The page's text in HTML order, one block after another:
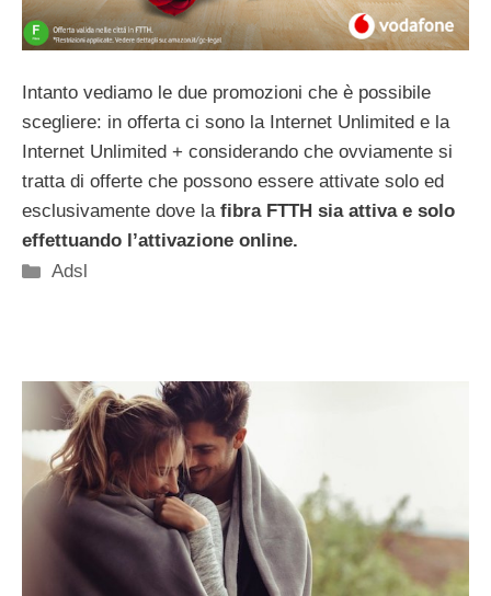
Intanto vediamo le due promozioni che è possibile
scegliere: in offerta ci sono la Internet Unlimited e la
Internet Unlimited + considerando che ovviamente si
tratta di offerte che possono essere attivate solo ed
esclusivamente dove la fibra FTTH sia attiva e solo
effettuando l’attivazione online.
Categorie
Adsl